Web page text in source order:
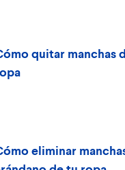
quitar manchas
eliminar